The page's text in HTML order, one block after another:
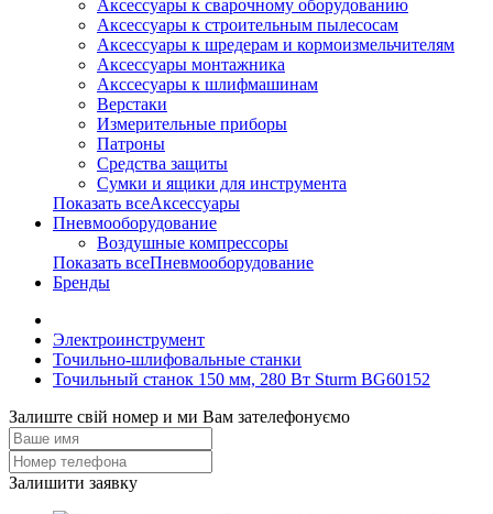
Аксессуары к сварочному оборудованию
Аксессуары к строительным пылесосам
Аксессуары к шредерам и кормоизмельчителям
Аксессуары монтажника
Акссесуары к шлифмашинам
Верстаки
Измерительные приборы
Патроны
Средства защиты
Сумки и ящики для инструмента
Показать всеАксессуары
Пневмооборудование
Воздушные компрессоры
Показать всеПневмооборудование
Бренды
Электроинструмент
Точильно-шлифовальные станки
Точильный станок 150 мм, 280 Вт Sturm BG60152
Залиште свій номер и ми Вам зателефонуємо
Залишити заявку